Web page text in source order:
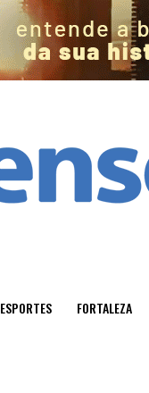
ESPORTES FORTALEZA